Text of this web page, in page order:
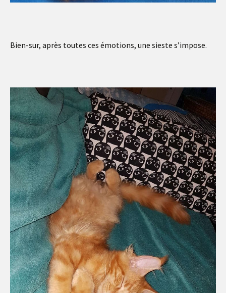
Bien-sur, après toutes ces émotions, une sieste s’impose.